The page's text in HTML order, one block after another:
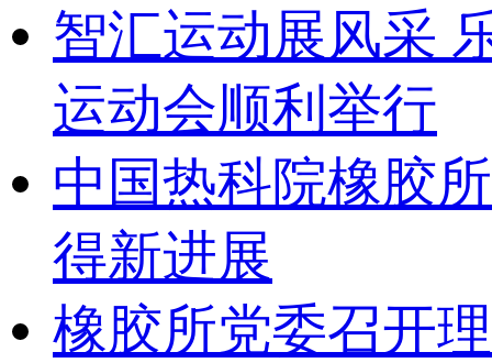
智汇运动展风采
运动会顺利举行
中国热科院橡胶
得新进展
橡胶所党委召开